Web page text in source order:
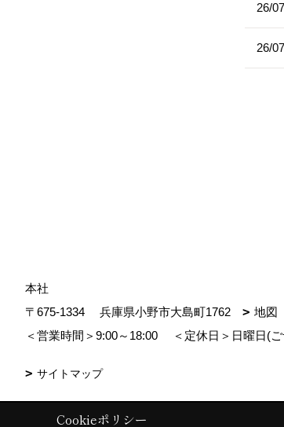
26/
26/
本社
〒675-1334
兵庫県小野市大島町1762 地図
＜営業時間＞9:00～18:00
＜定休日＞日曜日(
サイトマップ
Copyright (c) MDhomes. All Rights Reserved.
Cookieポリシー